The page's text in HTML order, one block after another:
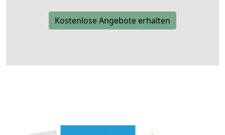
Kostenlose Angebote erhalten